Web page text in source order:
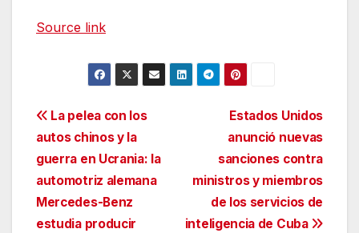
Source link
Navegación
de
entradas
Estados Unidos
anunció nuevas
sanciones contra
ministros y miembros
de los servicios de
inteligencia de Cuba
La pelea con los
autos chinos y la
guerra en Ucrania: la
automotriz alemana
Mercedes-Benz
estudia producir